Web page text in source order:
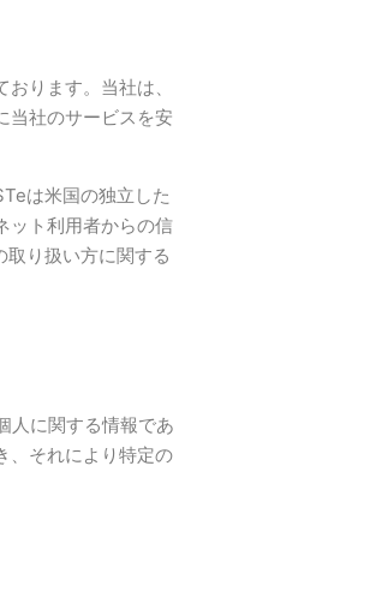
ります。 当社は、
当社のサービスを安
は米国の独立した
ット利用者からの信
り扱い方に関する
人に関する情報であ
、それにより特定の